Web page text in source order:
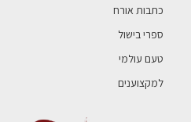
כתבות אורח
ספרי בישול
טעם עולמי
למקצוענים